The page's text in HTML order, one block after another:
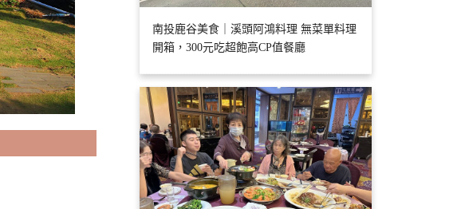
南投鹿谷美食｜溪頭阿鴻料理 無菜單料理
開箱，300元吃超飽高CP值餐廳